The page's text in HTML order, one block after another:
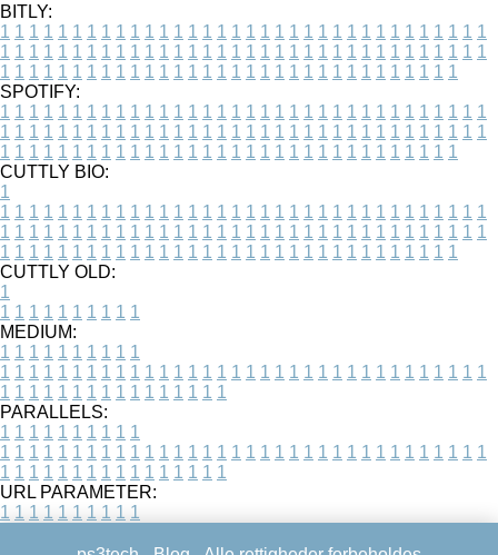
BITLY:
1 1 1 1 1 1 1 1 1 1 1 1 1 1 1 1 1 1 1 1 1 1 1 1 1 1 1 1 1 1 1 1 1 1
1 1 1 1 1 1 1 1 1 1 1 1 1 1 1 1 1 1 1 1 1 1 1 1 1 1 1 1 1 1 1 1 1 1
1 1 1 1 1 1 1 1 1 1 1 1 1 1 1 1 1 1 1 1 1 1 1 1 1 1 1 1 1 1 1 1
SPOTIFY:
1 1 1 1 1 1 1 1 1 1 1 1 1 1 1 1 1 1 1 1 1 1 1 1 1 1 1 1 1 1 1 1 1 1
1 1 1 1 1 1 1 1 1 1 1 1 1 1 1 1 1 1 1 1 1 1 1 1 1 1 1 1 1 1 1 1 1 1
1 1 1 1 1 1 1 1 1 1 1 1 1 1 1 1 1 1 1 1 1 1 1 1 1 1 1 1 1 1 1 1
CUTTLY BIO:
1
1 1 1 1 1 1 1 1 1 1 1 1 1 1 1 1 1 1 1 1 1 1 1 1 1 1 1 1 1 1 1 1 1 1
1 1 1 1 1 1 1 1 1 1 1 1 1 1 1 1 1 1 1 1 1 1 1 1 1 1 1 1 1 1 1 1 1 1
1 1 1 1 1 1 1 1 1 1 1 1 1 1 1 1 1 1 1 1 1 1 1 1 1 1 1 1 1 1 1 1
CUTTLY OLD:
1
1 1 1 1 1 1 1 1 1 1
MEDIUM:
1 1 1 1 1 1 1 1 1 1
1 1 1 1 1 1 1 1 1 1 1 1 1 1 1 1 1 1 1 1 1 1 1 1 1 1 1 1 1 1 1 1 1 1
1 1 1 1 1 1 1 1 1 1 1 1 1 1 1 1
PARALLELS:
1 1 1 1 1 1 1 1 1 1
1 1 1 1 1 1 1 1 1 1 1 1 1 1 1 1 1 1 1 1 1 1 1 1 1 1 1 1 1 1 1 1 1 1
1 1 1 1 1 1 1 1 1 1 1 1 1 1 1 1
URL PARAMETER:
1 1 1 1 1 1 1 1 1 1